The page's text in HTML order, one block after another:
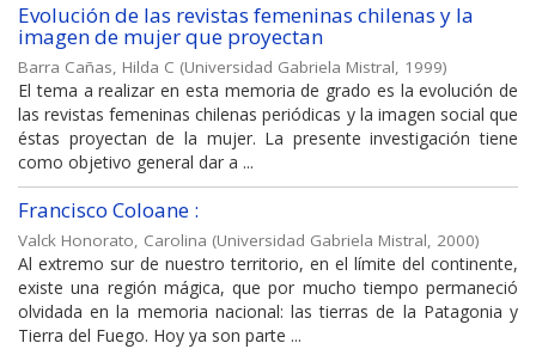
Evolución de las revistas femeninas chilenas y la
imagen de mujer que proyectan
Barra Cañas, Hilda C (Universidad Gabriela Mistral, 1999)
El tema a realizar en esta memoria de grado es la evolución de
las revistas femeninas chilenas periódicas y la imagen social que
éstas proyectan de la mujer. La presente investigación tiene
como objetivo general dar a ...
Francisco Coloane :
Valck Honorato, Carolina (Universidad Gabriela Mistral, 2000)
Al extremo sur de nuestro territorio, en el límite del continente,
existe una región mágica, que por mucho tiempo permaneció
olvidada en la memoria nacional: las tierras de la Patagonia y
Tierra del Fuego. Hoy ya son parte ...